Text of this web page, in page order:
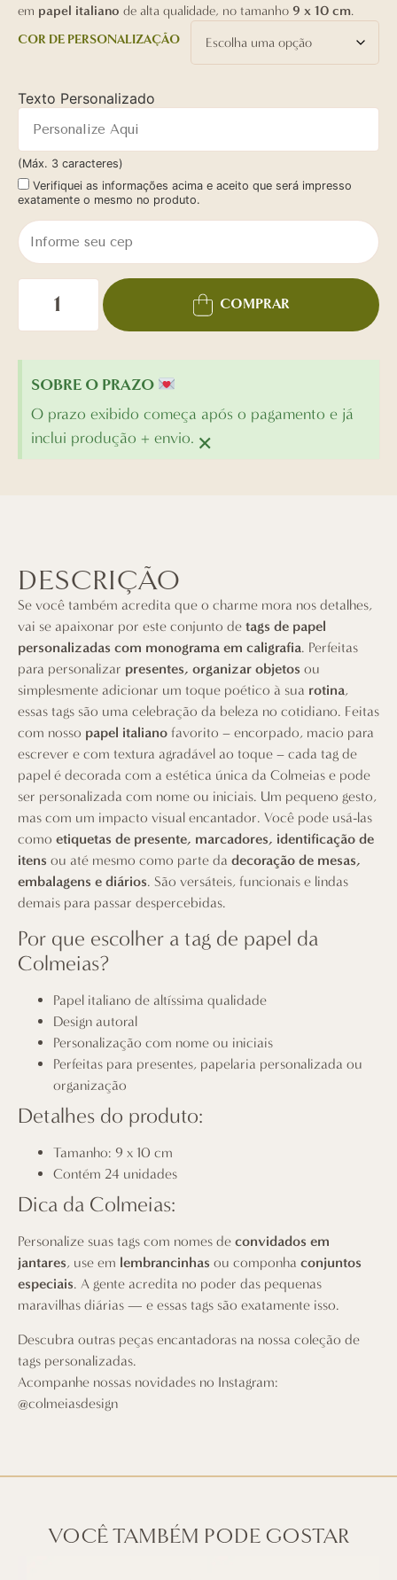
em papel italiano de alta qualidade, no tamanho 9 x 10 cm.
COR DE PERSONALIZAÇÃO
Texto Personalizado
(Máx. 3 caracteres)
Verifiquei as informações acima e aceito que será impresso
exatamente o mesmo no produto.
COMPRAR
SOBRE O PRAZO
O prazo exibido começa após o pagamento e já
inclui produção + envio. ×
DESCRIÇÃO
Se você também acredita que o charme mora nos detalhes,
vai se apaixonar por este conjunto de tags de papel
personalizadas com monograma em caligrafia. Perfeitas
para personalizar presentes, organizar objetos ou
simplesmente adicionar um toque poético à sua rotina,
essas tags são uma celebração da beleza no cotidiano. Feitas
com nosso papel italiano favorito – encorpado, macio para
escrever e com textura agradável ao toque – cada tag de
papel é decorada com a estética única da Colmeias e pode
ser personalizada com nome ou iniciais. Um pequeno gesto,
mas com um impacto visual encantador. Você pode usá-las
como etiquetas de presente, marcadores, identificação de
itens ou até mesmo como parte da decoração de mesas,
embalagens e diários. São versáteis, funcionais e lindas
demais para passar despercebidas.
Por que escolher a tag de papel da
Colmeias?
Papel italiano de altíssima qualidade
Design autoral
Personalização com nome ou iniciais
Perfeitas para presentes, papelaria personalizada ou
organização
Detalhes do produto:
Tamanho: 9 x 10 cm
Contém 24 unidades
Dica da Colmeias:
Personalize suas tags com nomes de convidados em
jantares, use em lembrancinhas ou componha conjuntos
especiais. A gente acredita no poder das pequenas
maravilhas diárias — e essas tags são exatamente isso.
Descubra outras peças encantadoras na nossa coleção de
tags personalizadas.
Acompanhe nossas novidades no Instagram:
@colmeiasdesign
VOCÊ TAMBÉM PODE GOSTAR